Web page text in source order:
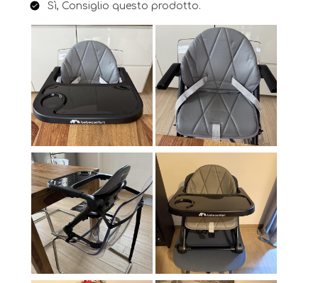
Sì, Consiglio questo prodotto.